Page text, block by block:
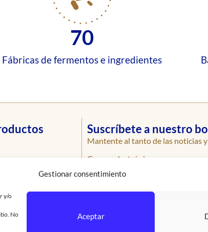
Gestionar consentimiento
y/o
No
Aceptar
Fábricas de fermentos e ingredientes
70
Suscríbete a nuestro
Mantente al tanto de las noticias
Correo electrónico